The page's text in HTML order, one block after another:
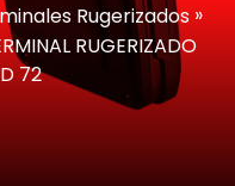
Rugerizados »
RUGERIZADO
72